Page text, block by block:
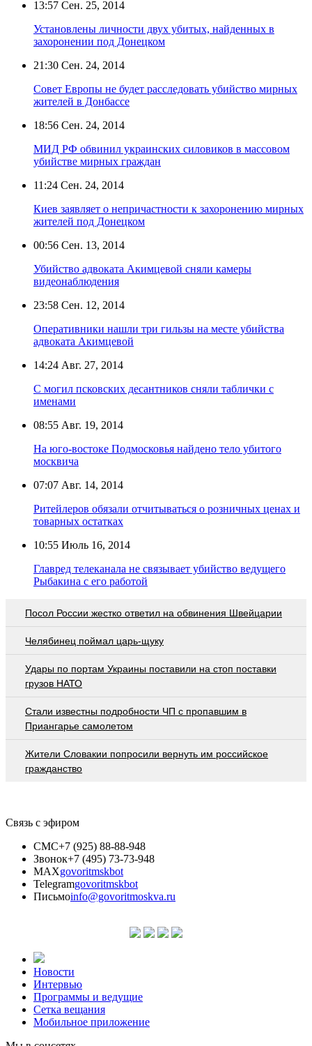
13:57 Сен. 25, 2014
Установлены личности двух убитых, найденных в
захоронении под Донецком
21:30 Сен. 24, 2014
Совет Европы не будет расследовать убийство мирных
жителей в Донбассе
18:56 Сен. 24, 2014
МИД РФ обвинил украинских силовиков в массовом
убийстве мирных граждан
11:24 Сен. 24, 2014
Киев заявляет о непричастности к захоронению мирных
жителей под Донецком
00:56 Сен. 13, 2014
Убийство адвоката Акимцевой сняли камеры
видеонаблюдения
23:58 Сен. 12, 2014
Оперативники нашли три гильзы на месте убийства
адвоката Акимцевой
14:24 Авг. 27, 2014
С могил псковских десантников сняли таблички с
именами
08:55 Авг. 19, 2014
На юго-востоке Подмосковья найдено тело убитого
москвича
07:07 Авг. 14, 2014
Ритейлеров обязали отчитываться о розничных ценах и
товарных остатках
10:55 Июль 16, 2014
Главред телеканала не связывает убийство ведущего
Рыбакина с его работой
Посол России жестко ответил на обвинения Швейцарии
Челябинец поймал царь-щуку
Удары по портам Украины поставили на стоп поставки
грузов НАТО
Стали известны подробности ЧП с пропавшим в
Приангарье самолетом
Жители Словакии попросили вернуть им российское
гражданство
Связь с эфиром
СМС+7 (925) 88-88-948
Звонок+7 (495) 73-73-948
MAXgovoritmskbot
Telegramgovoritmskbot
Письмоinfo@govoritmoskva.ru
Новости
Интервью
Программы и ведущие
Сетка вещания
Мобильное приложение